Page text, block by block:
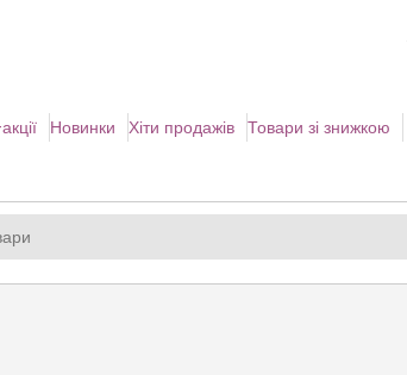
Новинки Хіти продажів Товари зі знижкою